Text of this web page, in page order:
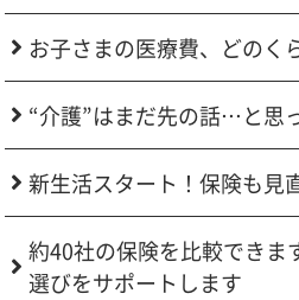
お子さまの医療費、どのく
“介護”はまだ先の話…と思
新生活スタート！保険も見
約40社の保険を比較できま
選びをサポートします